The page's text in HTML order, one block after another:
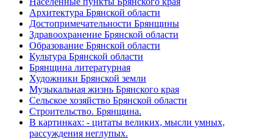
Архитектура Брянской области
Достопримечательности Брянщины
Здравоохранение Брянской области
Образование Брянской области
Культура Брянской области
Брянщина литературная
Художники Брянской земли
Музыкальная жизнь Брянского края
Сельское хозяйство Брянской области
Строительство. Брянщина.
В картинках: - цитаты великих, мысли умных,
рассуждения неглупых.